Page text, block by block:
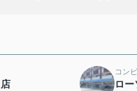
コン
ロ